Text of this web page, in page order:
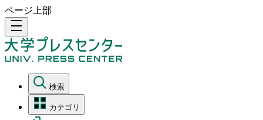
ページ上部
density_medium
検索
カテゴリ